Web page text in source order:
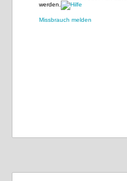
werden.
Missbrauch melden